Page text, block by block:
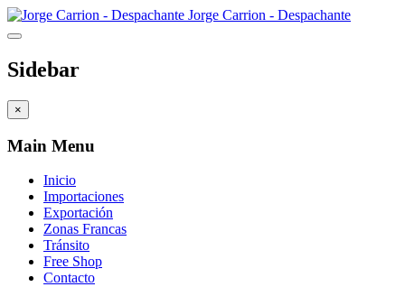
Jorge Carrion - Despachante
Sidebar
×
Main Menu
Inicio
Importaciones
Exportación
Zonas Francas
Tránsito
Free Shop
Contacto